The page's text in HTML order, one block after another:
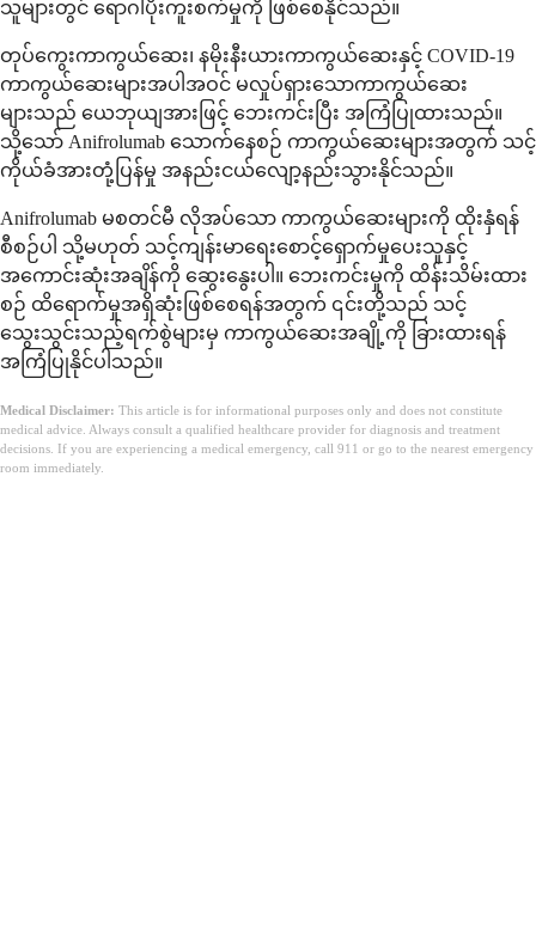
သူများတွင် ရောဂါပိုးကူးစက်မှုကို ဖြစ်စေနိုင်သည်။
တုပ်ကွေးကာကွယ်ဆေး၊ နမိုးနီးယားကာကွယ်ဆေးနှင့် COVID-19
ကာကွယ်ဆေးများအပါအဝင် မလှုပ်ရှားသောကာကွယ်ဆေး
များသည် ယေဘုယျအားဖြင့် ဘေးကင်းပြီး အကြံပြုထားသည်။
သို့သော် Anifrolumab သောက်နေစဉ် ကာကွယ်ဆေးများအတွက် သင့်
ကိုယ်ခံအားတုံ့ပြန်မှု အနည်းငယ်လျော့နည်းသွားနိုင်သည်။
Anifrolumab မစတင်မီ လိုအပ်သော ကာကွယ်ဆေးများကို ထိုးနှံရန်
စီစဉ်ပါ သို့မဟုတ် သင့်ကျန်းမာရေးစောင့်ရှောက်မှုပေးသူနှင့်
အကောင်းဆုံးအချိန်ကို ဆွေးနွေးပါ။ ဘေးကင်းမှုကို ထိန်းသိမ်းထား
စဉ် ထိရောက်မှုအရှိဆုံးဖြစ်စေရန်အတွက် ၎င်းတို့သည် သင့်
သွေးသွင်းသည့်ရက်စွဲများမှ ကာကွယ်ဆေးအချို့ကို ခြားထားရန်
အကြံပြုနိုင်ပါသည်။
Medical Disclaimer: This article is for informational purposes only and does not constitute
medical advice. Always consult a qualified healthcare provider for diagnosis and treatment
decisions. If you are experiencing a medical emergency, call 911 or go to the nearest emergency
room immediately.